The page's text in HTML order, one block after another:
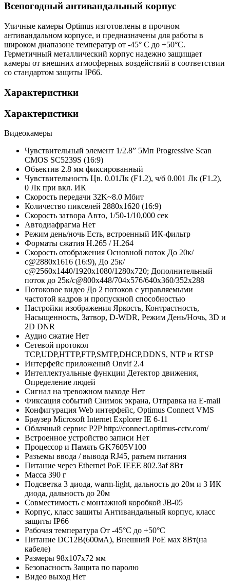
Всепогодный антивандальный корпус
Уличные камеры Optimus изготовлены в прочном
антивандальном корпусе, и предназначены для работы в
широком диапазоне температур от -45° C до +50°C.
Герметичный металлический корпус надежно защищает
камеры от внешних атмосферных воздействий в соответствии
со стандартом защиты IP66.
Характеристики
Характеристики
Видеокамеры
Чувствительный элемент 1/2.8” 5Мп Progressive Scan
CMOS SC5239S (16:9)
Объектив 2.8 мм фиксированный
Чувствительность Цв. 0.01Лк (F1.2), ч/б 0.001 Лк (F1.2),
0 Лк при вкл. ИК
Скорость передачи 32K~8.0 Мбит
Количество пикселей 2880х1620 (16:9)
Скорость затвора Авто, 1/50-1/10,000 сек
Автодиафрагма Нет
Режим день/ночь Есть, встроенный ИК-фильтр
Форматы сжатия H.265 / H.264
Скорость отображения Основной поток До 20к/
с@2880х1616 (16:9), До 25к/
с@2560x1440/1920х1080/1280x720; Дополнительный
поток до 25к/с@800x448/704х576/640x360/352х288
Потоковое видео До 2 потоков с управляемыми
частотой кадров и пропускной способностью
Настройки изображения Яркость, Контрастность,
Насыщенность, Затвор, D-WDR, Режим День/Ночь, 3D и
2D DNR
Аудио сжатие Нет
Сетевой протокол
TCP,UDP,HTTP,FTP,SMTP,DHCP,DDNS, NTP и RTSP
Интерфейс приложений Onvif 2.4
Интеллектуальные функции Детектор движения,
Определение людей
Сигнал на тревожном выходе Нет
Фиксация событий Снимок экрана, Отправка на E-mail
Конфигурация Web интерфейс, Optimus Connect VMS
Браузер Microsoft Internet Explorer IE 6-11
Облачный сервис P2P http://connect.optimus-cctv.com/
Встроенное устройство записи Нет
Процессор и Память GK7605V100
Разъемы ввода / вывода RJ45, разъем питания
Питание через Ethernet PoE IEEE 802.3af 8Вт
Масса 390 г
Подсветка 3 диода, warm-light, дальность до 20м и 3 ИК
диода, дальность до 20м
Совместимость с монтажной коробкой JB-05
Корпус, класс защиты Антивандальный корпус, класс
защиты IР66
Рабочая температура От -45°С до +50°С
Питание DC12В(600мА), Внешний PoE мах 8Вт(на
кабеле)
Размеры 98x107x72 мм
Безопасность Защита по паролю
Видео выход Нет